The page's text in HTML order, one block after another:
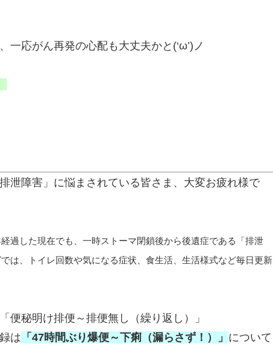
一応がん再発の心配も大丈夫かと(‘ω’)ノ
泄障害」に悩まされている皆さま、大変お疲れ様で
過した現在でも、一時ストーマ閉鎖後から後遺症である「排泄
は、トイレ回数や気になる症状、食生活、生活様式など毎日更新
便秘明け排便～排便無し（繰り返し）」
は 「47時間ぶり爆便～下痢（漏らさず！）」 について